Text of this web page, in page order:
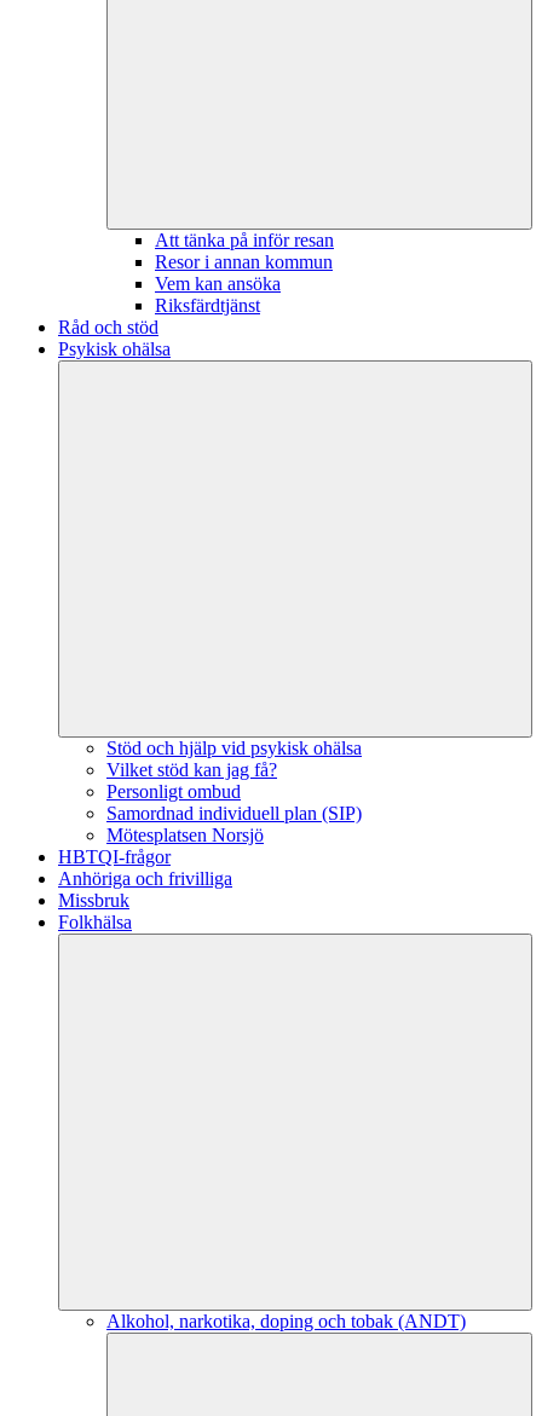
Att tänka på inför resan
Resor i annan kommun
Vem kan ansöka
Riksfärdtjänst
Råd och stöd
Psykisk ohälsa
Stöd och hjälp vid psykisk ohälsa
Vilket stöd kan jag få?
Personligt ombud
Samordnad individuell plan (SIP)
Mötesplatsen Norsjö
HBTQI-frågor
Anhöriga och frivilliga
Missbruk
Folkhälsa
Alkohol, narkotika, doping och tobak (ANDT)